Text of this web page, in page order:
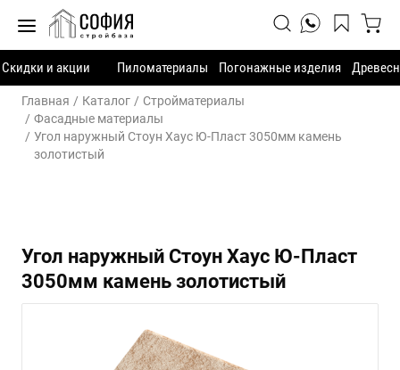
Скидки и акции Пиломатериалы Погонажные изделия
Главная Каталог
Стройматериалы
Фасадные материалы
Угол наружный Стоун Хаус Ю-Пласт 3050мм камень
золотистый
Угол наружный Стоун Хаус Ю-Пласт
3050мм камень золотистый